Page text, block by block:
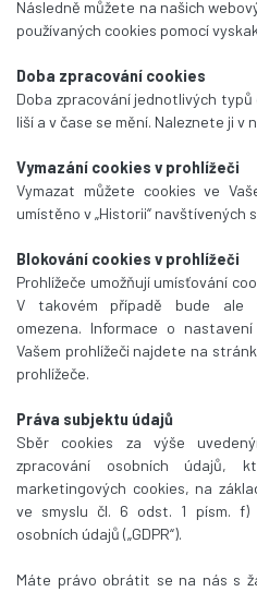
Následně můžete na našich
používaných cookies pomocí
Doba zpracování cookies
Doba zpracování jednotlivých
liší a v čase se mění. Naleznete ji v
Vymazání cookies v prohlížeči
Vymazat můžete cookies ve
umístěno v „Historii“ navštívených
Blokování cookies v prohlížeči
Prohlížeče umožňují umísťování
V takovém případě bude ale
omezena. Informace o
Vašem prohlížeči najdete na
prohlížeče.
Práva subjektu údajů
Sběr cookies za výše
zpracování osobních údajů,
marketingových cookies, na
ve smyslu čl. 6 odst. 1 písm. f)
osobních údajů („GDPR“).
Máte právo obrátit se na nás s